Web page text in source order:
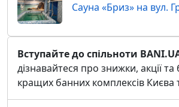
Сауна «Бриз» на вул.
Вступайте до спільноти
дізнавайтеся про знижки, акції та
кращих банних комплексів Києва